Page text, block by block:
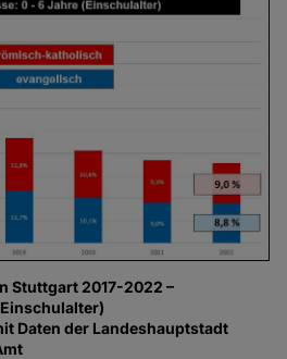
Stuttgart 2017-2022 –
Daten der Landeshauptstadt